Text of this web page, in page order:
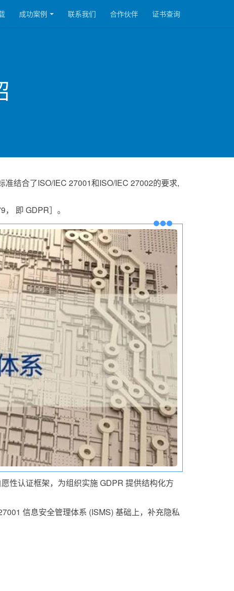
成功案例 联系我们 合作伙伴 证书查询
结合了ISO/IEC 27001和ISO/IEC 27002的要求,
即 GDPR］。
性认证框架，为组织实施 GDPR 提供结构化方
信息安全管理体系 (ISMS) 基础上，补充隐私